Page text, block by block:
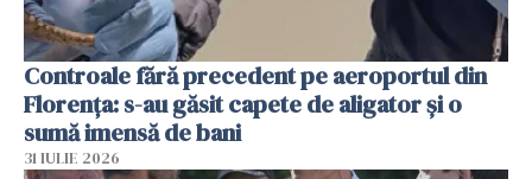
Controale fără precedent pe aeroportul din
Florența: s-au găsit capete de aligator și o
sumă imensă de bani
31 IULIE 2026